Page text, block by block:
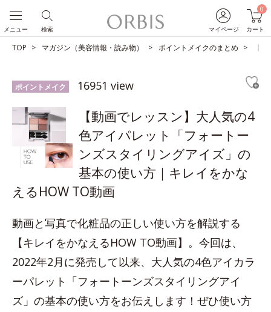
マイページ
0
カート
検索
メニュー
TOP マガジン（美容情報・読み物） ポイントメイクのまとめ 【
ポイントメイク 16951 view
【動画でレッスン】大人気の4
色アイパレット「フォートー
ンズスタイリングアイズ」の
基本の使い方｜キレイをかな
えるHOW TO動画
動画と写真で化粧品の正しい使い方を解説する
【キレイをかなえるHOW TO動画】。今回は、
2022年2月に発売して以来、大人気の4色アイカラ
ーパレット「フォートーンズスタイリングアイ
ズ」の基本の使い方をお伝えします！ぜひ使い方